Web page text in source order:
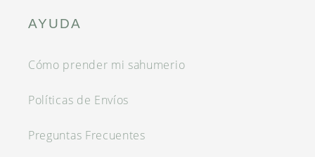
AYUDA
Cómo prender mi sahumerio
Políticas de Envíos
Preguntas Frecuentes